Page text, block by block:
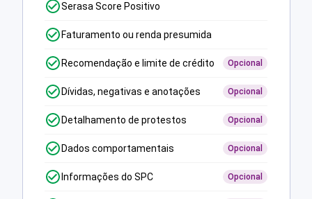
Serasa Score Positivo
Faturamento ou renda presumida
Recomendação e limite de crédito Opcional
Dívidas, negativas e anotações Opcional
Detalhamento de protestos Opcional
Dados comportamentais Opcional
Informações do SPC Opcional